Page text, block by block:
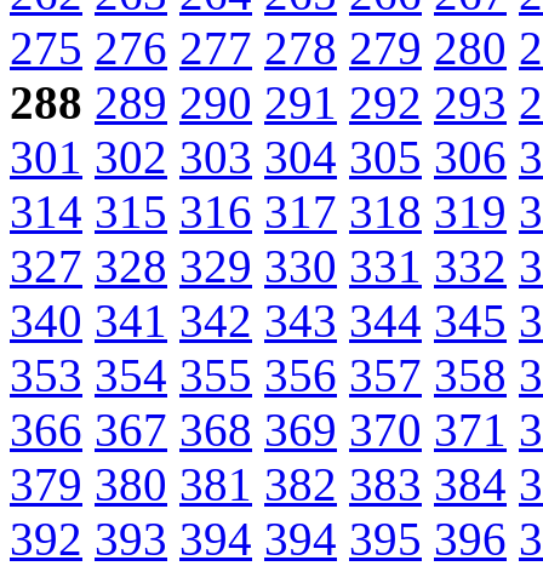
275 276 277 278 279 280
288 289 290 291 292 293
301 302 303 304 305 306
314 315 316 317 318 319
327 328 329 330 331 332
340 341 342 343 344 345
353 354 355 356 357 358
366 367 368 369 370 371
379 380 381 382 383 384
392 393 394 394 395 396